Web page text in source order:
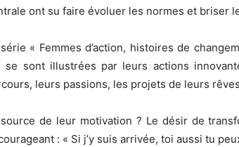
ont su faire évoluer les normes et briser
« Femmes d’action, histoires de
se sont illustrées par leurs actions
leurs passions, les projets de leurs
de leur motivation ? Le désir de
: « Si j’y suis arrivée, toi aussi tu